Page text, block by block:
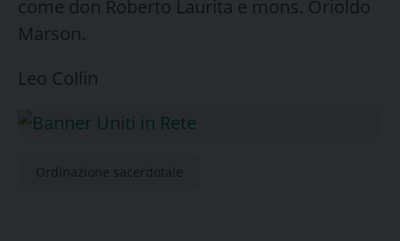
come don Roberto Laurita e mons. Orioldo
Marson.
Leo Collin
Ordinazione sacerdotale